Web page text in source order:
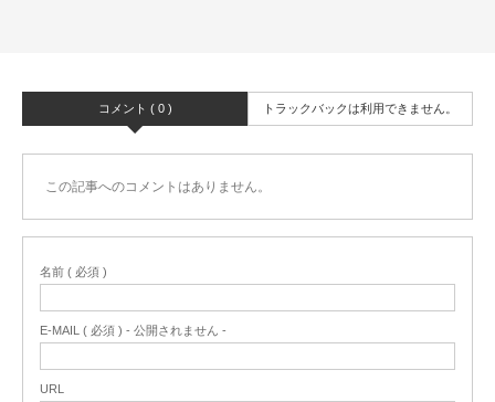
コメント ( 0 ) トラックバックは利用できません。
この記事へのコメントはありません。
名前 ( 必須 )
E-MAIL ( 必須 ) - 公開されません -
URL